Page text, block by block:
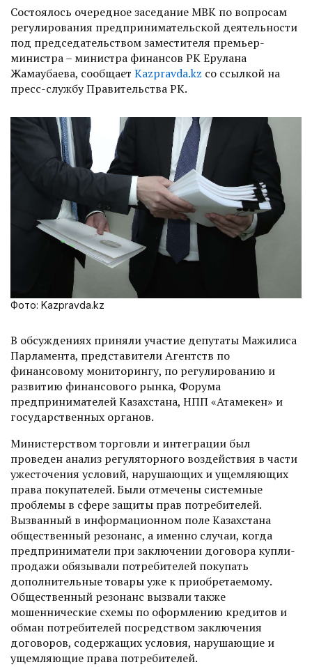
Состоялось очередное заседание МВК по вопросам
регулирования предпринимательской деятельности
под председательством заместителя премьер-
министра – министра финансов РК Ерулана
Жамаубаева, сообщает Kazpravda.kz со ссылкой на
пресс-службу Правительства РК.
Фото: Kazpravda.kz
В обсуждениях приняли участие депутаты Мажилиса
Парламента, представители Агентств по
финансовому мониторингу, по регулированию и
развитию финансового рынка, Форума
предпринимателей Казахстана, НПП «Атамекен» и
государственных органов.
Министерством торговли и интеграции был
проведен анализ регуляторного воздействия в части
ужесточения условий, нарушающих и ущемляющих
права покупателей. Были отмечены системные
проблемы в сфере защиты прав потребителей.
Вызванный в информационном поле Казахстана
общественный резонанс, а именно случаи, когда
предприниматели при заключении договора купли-
продажи обязывали потребителей покупать
дополнительные товары уже к приобретаемому.
Общественный резонанс вызвали также
мошеннические схемы по оформлению кредитов и
обман потребителей посредством заключения
договоров, содержащих условия, нарушающие и
ущемляющие права потребителей.